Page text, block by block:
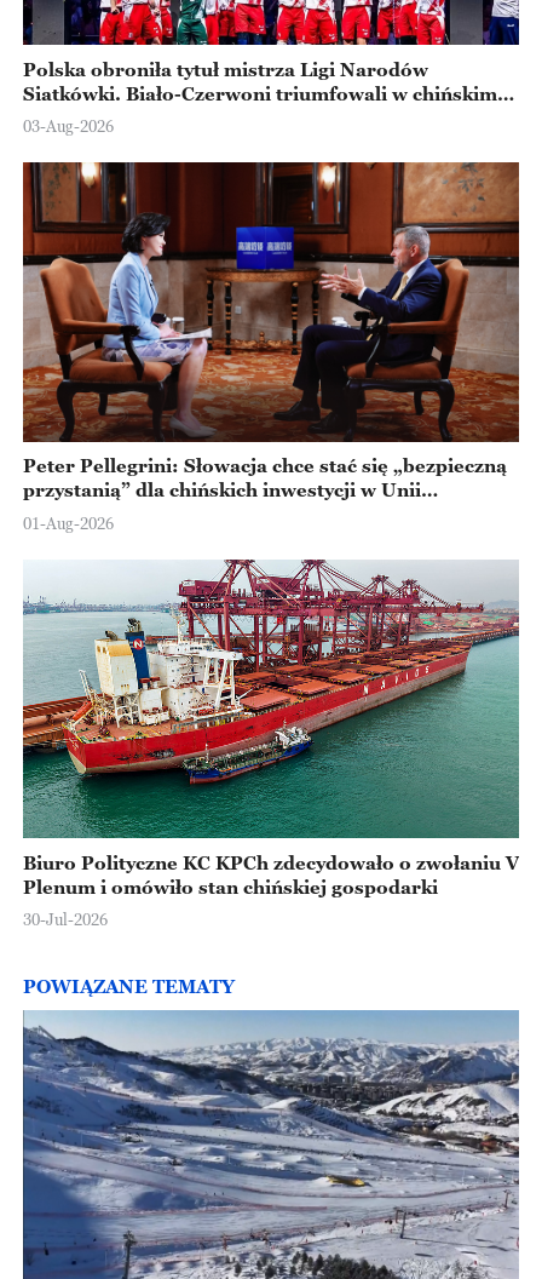
Polska obroniła tytuł mistrza Ligi Narodów
Siatkówki. Biało-Czerwoni triumfowali w chińskim
Ningbo
03-Aug-2026
Peter Pellegrini: Słowacja chce stać się „bezpieczną
przystanią” dla chińskich inwestycji w Unii
Europejskiej
01-Aug-2026
Biuro Polityczne KC KPCh zdecydowało o zwołaniu V
Plenum i omówiło stan chińskiej gospodarki
30-Jul-2026
POWIĄZANE TEMATY